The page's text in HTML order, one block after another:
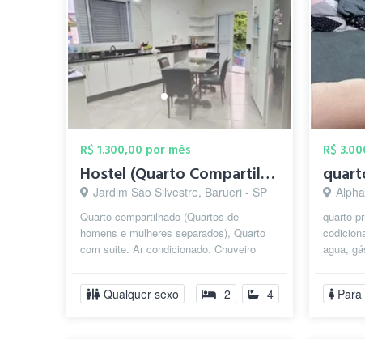
R$ 1.300,00 por mês
Hostel (Quarto Compartilhado) - Feminino...
Jardim São Silvestre, Barueri - SP
Quarto compartilhado (Quartos de
homens e mulheres separados), Quarto
com suite. Ar condicionado. Chuveiro
comparti...
Qualquer sexo 2 4
R$
quarto
agua,